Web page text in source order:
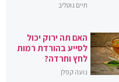
חיים גוטליב
האם תה ירוק יכול
לסייע בהורדת רמות
לחץ וחרדה?
נועה קפלן